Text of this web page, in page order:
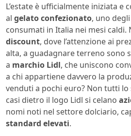
L’estate è ufficialmente iniziata e
al gelato confezionato, uno
consumati in Italia nei mesi caldi.
discount, dove l’attenzione ai
alta, a guadagnare terreno
a marchio Lidl, che uniscono
a chi appartiene davvero la
venduti a pochi euro? Non tutti
casi dietro il logo Lidl si celano
nomi noti nel settore dolciario,
standard elevati.